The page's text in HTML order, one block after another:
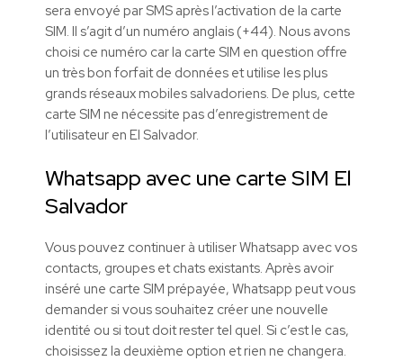
sera envoyé par SMS après l’activation de la carte
SIM. Il s’agit d’un numéro anglais (+44). Nous avons
choisi ce numéro car la carte SIM en question offre
un très bon forfait de données et utilise les plus
grands réseaux mobiles salvadoriens. De plus, cette
carte SIM ne nécessite pas d’enregistrement de
l’utilisateur en El Salvador.
Whatsapp avec une carte SIM El
Salvador
Vous pouvez continuer à utiliser Whatsapp avec vos
contacts, groupes et chats existants. Après avoir
inséré une carte SIM prépayée, Whatsapp peut vous
demander si vous souhaitez créer une nouvelle
identité ou si tout doit rester tel quel. Si c’est le cas,
choisissez la deuxième option et rien ne changera.